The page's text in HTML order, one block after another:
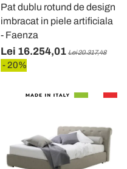
Pat dublu rotund de design
imbracat in piele artificiala
- Faenza
Lei 16.254,01 Lei 20.317,48
- 20%